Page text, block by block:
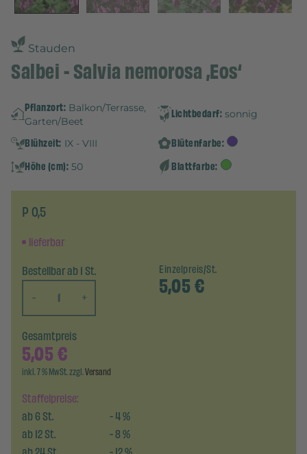
Stauden
Salbei - Salvia nemorosa ‚Eos‘
Pflanzort: Balkon/Terrasse,
Garten/Beet
Lichtbedarf: sonnig
Blühzeit: IX - VIII
Blütenfarbe:
Höhe (cm): 50 Blattfarbe:
P 0,5
lieferbar
Bestellbar ab 1 St.
-
+
Einzelpreis/St.
5,05€
Staffelpreise:
ab6St. -4%
ab12St. -8%
Gesamtpreis
5,05€
inkl. 7 % MwSt. zzgl.Versand